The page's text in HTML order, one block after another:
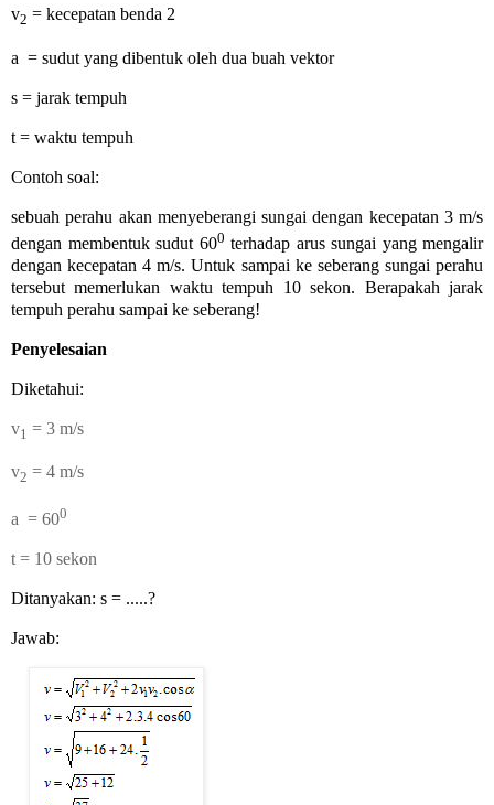
v2 = kecepatan benda 2
a = sudut yang dibentuk oleh dua buah vektor
s = jarak tempuh
t = waktu tempuh
Contoh soal:
sebuah perahu akan menyeberangi sungai dengan kecepatan 3 m/s
dengan membentuk sudut 600 terhadap arus sungai yang mengalir
dengan kecepatan 4 m/s. Untuk sampai ke seberang sungai perahu
tersebut memerlukan waktu tempuh 10 sekon. Berapakah jarak
tempuh perahu sampai ke seberang!
Penyelesaian
Diketahui:
v1 = 3 m/s
v2 = 4 m/s
a = 600
t = 10 sekon
Ditanyakan: s = .....?
Jawab: